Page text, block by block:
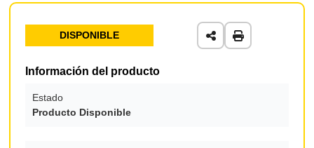
DISPONIBLE
Información del producto
Estado
Producto Disponible